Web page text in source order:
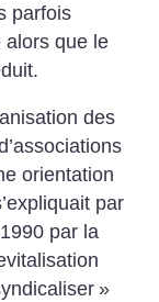
parfois
alors que le
des
orientation
par
par la
»